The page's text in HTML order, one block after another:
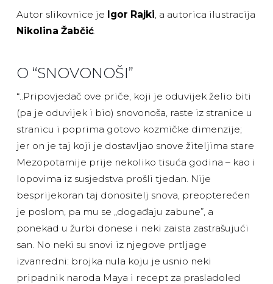
Autor slikovnice je Igor Rajki , a autorica ilustracija
Nikolina Žabčić.
O “SNOVONOŠI”
“..Pripovjedač ove priče, koji je oduvijek želio biti
(pa je oduvijek i bio) snovonoša, raste iz stranice u
stranicu i poprima gotovo kozmičke dimenzije;
jer on je taj koji je dostavljao snove žiteljima stare
Mezopotamije prije nekoliko tisuća godina – kao i
lopovima iz susjedstva prošli tjedan. Nije
besprijekoran taj donositelj snova, preopterećen
je poslom, pa mu se „događaju zabune”, a
ponekad u žurbi donese i neki zaista zastrašujući
san. No neki su snovi iz njegove prtljage
izvanredni: brojka nula koju je usnio neki
pripadnik naroda Maya i recept za prasladoled